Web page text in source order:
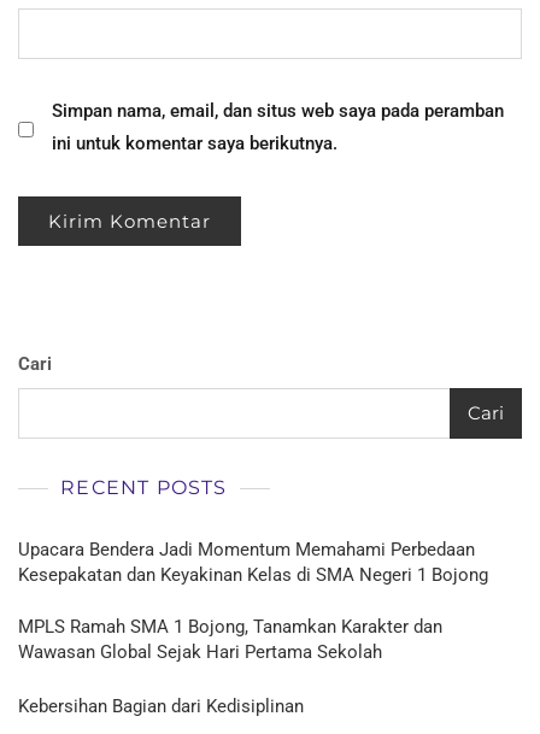
Simpan nama, email, dan situs web saya pada peramban
ini untuk komentar saya berikutnya.
Cari
Cari
RECENT POSTS
Upacara Bendera Jadi Momentum Memahami Perbedaan
Kesepakatan dan Keyakinan Kelas di SMA Negeri 1 Bojong
MPLS Ramah SMA 1 Bojong, Tanamkan Karakter dan
Wawasan Global Sejak Hari Pertama Sekolah
Kebersihan Bagian dari Kedisiplinan